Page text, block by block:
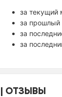
за текущий
за
за
за
ОТЗЫВЫ